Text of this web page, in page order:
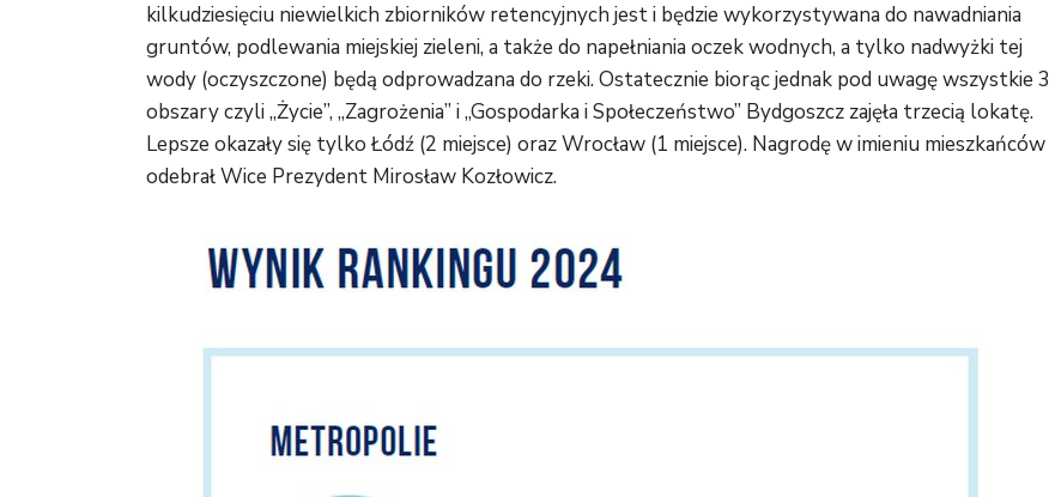
kilkudziesięciu niewielkich zbiorników retencyjnych jest i będzie wykorzystywana do nawadniania
gruntów, podlewania miejskiej zieleni, a także do napełniania oczek wodnych, a tylko nadwyżki tej
wody (oczyszczone) będą odprowadzana do rzeki. Ostatecznie biorąc jednak pod uwagę wszystkie 3
obszary czyli „Życie”, „Zagrożenia” i „Gospodarka i Społeczeństwo” Bydgoszcz zajęła trzecią lokatę.
Lepsze okazały się tylko Łódź (2 miejsce) oraz Wrocław (1 miejsce). Nagrodę w imieniu mieszkańców
odebrał Wice Prezydent Mirosław Kozłowicz.